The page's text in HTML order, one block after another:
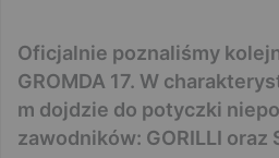
Oficjalnie poznaliśmy
GROMDA 17. W
m dojdzie do potyczki
zawodników: GORILLI oraz